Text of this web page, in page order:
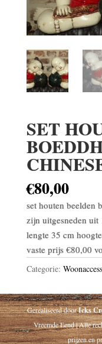
SET
€80,00
set houten beelden
zijn uitgesneden
lengte 35 cm
vaste prijs €80,00
Categorie:
Gerealiseerd doorIcks
Vreemde Eend | Alle
prijzen en